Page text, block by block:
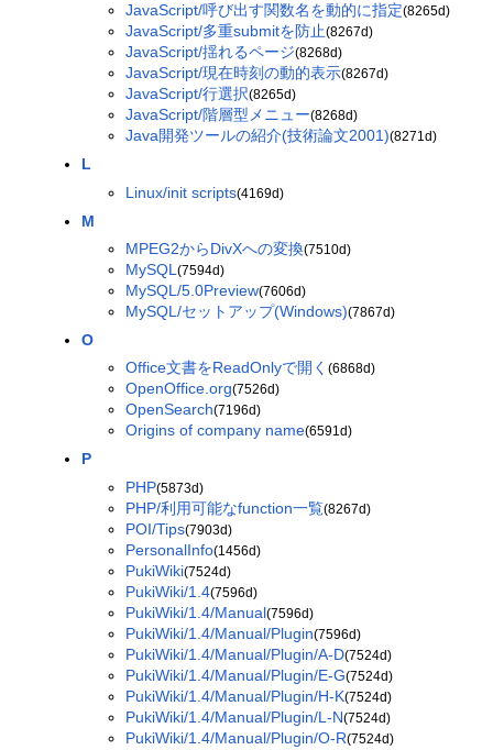
JavaScript/呼び出す関数名を動的に指定(8265d)
JavaScript/多重submitを防止(8267d)
JavaScript/揺れるページ(8268d)
JavaScript/現在時刻の動的表示(8267d)
JavaScript/行選択(8265d)
JavaScript/階層型メニュー(8268d)
Java開発ツールの紹介(技術論文2001)(8271d)
L
Linux/init scripts(4169d)
M
MPEG2からDivXへの変換(7510d)
MySQL(7594d)
MySQL/5.0Preview(7606d)
MySQL/セットアップ(Windows)(7867d)
O
Office文書をReadOnlyで開く(6868d)
OpenOffice.org(7526d)
OpenSearch(7196d)
Origins of company name(6591d)
P
PHP(5873d)
PHP/利用可能なfunction一覧(8267d)
POI/Tips(7903d)
PersonalInfo(1456d)
PukiWiki(7524d)
PukiWiki/1.4(7596d)
PukiWiki/1.4/Manual(7596d)
PukiWiki/1.4/Manual/Plugin(7596d)
PukiWiki/1.4/Manual/Plugin/A-D(7524d)
PukiWiki/1.4/Manual/Plugin/E-G(7524d)
PukiWiki/1.4/Manual/Plugin/H-K(7524d)
PukiWiki/1.4/Manual/Plugin/L-N(7524d)
PukiWiki/1.4/Manual/Plugin/O-R(7524d)